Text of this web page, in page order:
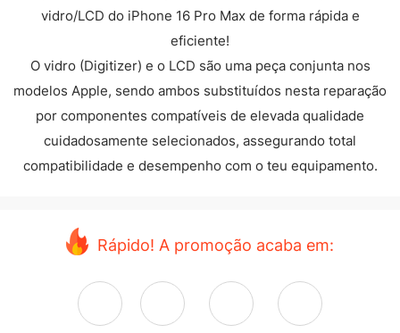
vidro/LCD do iPhone 16 Pro Max de forma rápida e
eficiente!
O vidro (Digitizer) e o LCD são uma peça conjunta nos
modelos Apple, sendo ambos substituídos nesta reparação
por componentes compatíveis de elevada qualidade
cuidadosamente selecionados, assegurando total
compatibilidade e desempenho com o teu equipamento.
Rápido! A promoção acaba em: